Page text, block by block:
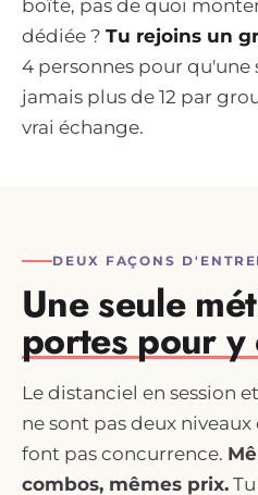
boîte, pas de quoi
dédiée ? Tu rejoins un
4 personnes pour qu'une
jamais plus de 12 par
vrai échange.
DEUX FAÇONS
Une seule
portes pour y
Le distanciel en session
ne sont pas deux
font pas concurrence.
combos, mêmes prix.